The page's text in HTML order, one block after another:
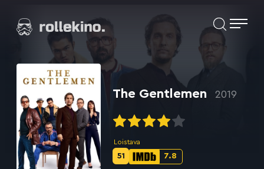
suoraan
sisältöön
Elokuvat ja elokuva-arviot | Rollekino.fi
Fiilistelyä
lopputekstien
jälkeen.
The Gentlemen 2019
Loistava
IMDb-
7.8
Metascore-
51